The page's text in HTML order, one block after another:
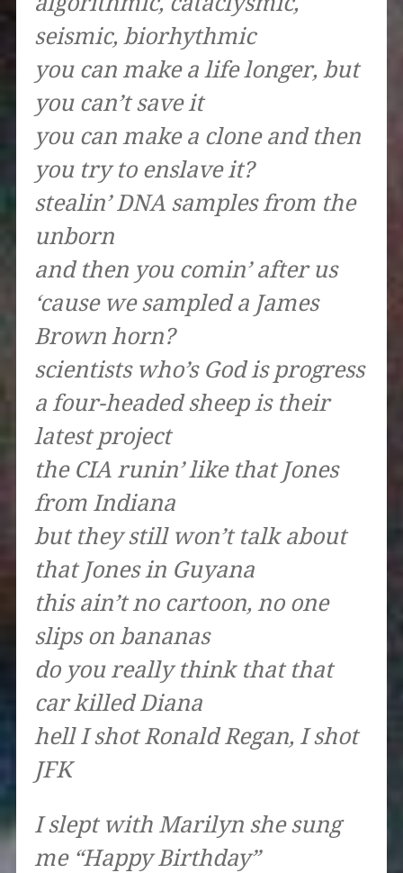
seismic, biorhythmic
you can make a life longer, but
you can’t save it
you can make a clone and then
you try to enslave it?
stealin’ DNA samples from the
unborn
and then you comin’ after us
‘cause we sampled a James
Brown horn?
scientists who’s God is progress
a four-headed sheep is their
latest project
the CIA runin’ like that Jones
from Indiana
but they still won’t talk about
that Jones in Guyana
this ain’t no cartoon, no one
slips on bananas
do you really think that that
car killed Diana
hell I shot Ronald Regan, I shot
JFK
I slept with Marilyn she sung
me “Happy Birthday”